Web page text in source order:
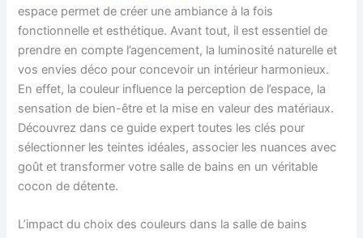
espace permet de créer une ambiance à la fois
fonctionnelle et esthétique. Avant tout, il est essentiel de
prendre en compte l’agencement, la luminosité naturelle et
vos envies déco pour concevoir un intérieur harmonieux.
En effet, la couleur influence la perception de l’espace, la
sensation de bien-être et la mise en valeur des matériaux.
Découvrez dans ce guide expert toutes les clés pour
sélectionner les teintes idéales, associer les nuances avec
goût et transformer votre salle de bains en un véritable
cocon de détente.
L’impact du choix des couleurs dans la salle de bains